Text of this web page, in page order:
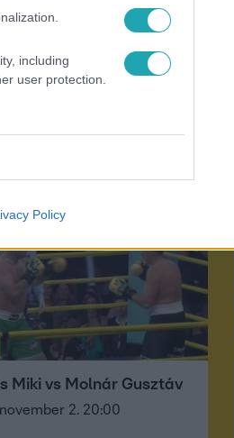
including
user protection.
Policy
Miki vs Molnár Gusztáv
2. 20:00